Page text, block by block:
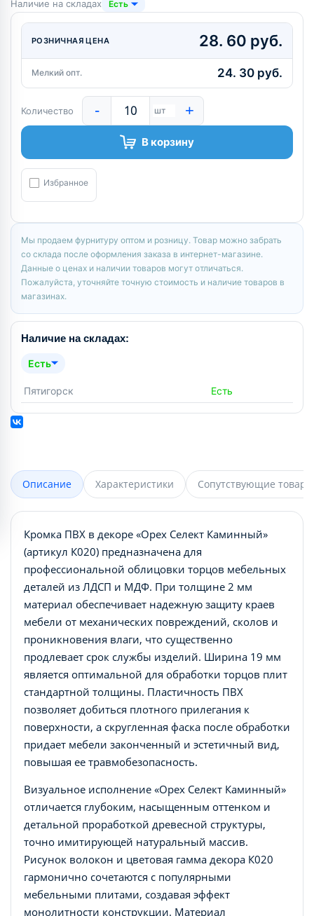
Наличие на складах
Есть
РОЗНИЧНАЯ ЦЕНА 28. 60 руб.
Мелкий опт. 24. 30 руб.
Количество - шт +
В корзину
Избранное
Мы продаем фурнитуру оптом и розницу. Товар можно забрать
со склада после оформления заказа в интернет-магазине.
Данные о ценах и наличии товаров могут отличаться.
Пожалуйста, уточняйте точную стоимость и наличие товаров в
магазинах.
Наличие на складах:
Есть
Пятигорск Есть
Описание Характеристики Сопутствующие товары
Кромка ПВХ в декоре «Орех Селект Каминный»
(артикул К020) предназначена для
профессиональной облицовки торцов мебельных
деталей из ЛДСП и МДФ. При толщине 2 мм
материал обеспечивает надежную защиту краев
мебели от механических повреждений, сколов и
проникновения влаги, что существенно
продлевает срок службы изделий. Ширина 19 мм
является оптимальной для обработки торцов плит
стандартной толщины. Пластичность ПВХ
позволяет добиться плотного прилегания к
поверхности, а скругленная фаска после обработки
придает мебели законченный и эстетичный вид,
повышая ее травмобезопасность.
Визуальное исполнение «Орех Селект Каминный»
отличается глубоким, насыщенным оттенком и
детальной проработкой древесной структуры,
точно имитирующей натуральный массив.
Рисунок волокон и цветовая гамма декора К020
гармонично сочетаются с популярными
мебельными плитами, создавая эффект
монолитности конструкции. Материал